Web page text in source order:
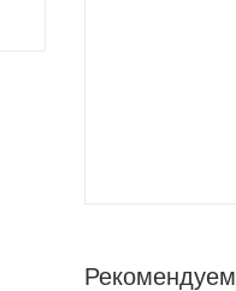
Рекомендуем